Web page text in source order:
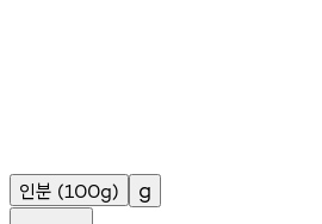
인분 (100g) g